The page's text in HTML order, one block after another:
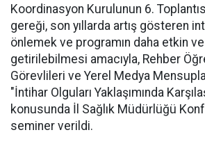
Koordinasyon Kurulunun 6.
gereği, son yıllarda artış gösteren
önlemek ve programın daha etkin
getirilebilmesi amacıyla, Rehber
Görevlileri ve Yerel Medya
"İntihar Olguları Yaklaşımında
konusunda İl Sağlık Müdürlüğü
seminer verildi.